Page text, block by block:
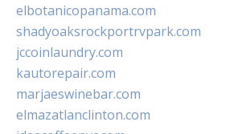
elbotanicopanama.com
shadyoaksrockportrvpark.com
jccoinlaundry.com
kautorepair.com
marjaeswinebar.com
elmazatlanclinton.com